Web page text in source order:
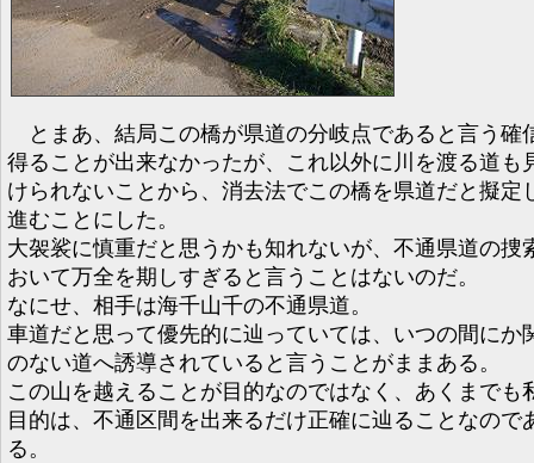
とまあ、結局この橋が県道の分岐点であると言う確
得ることが出来なかったが、これ以外に川を渡る道も
けられないことから、消去法でこの橋を県道だと擬定
進むことにした。
大袈裟に慎重だと思うかも知れないが、不通県道の捜
おいて万全を期しすぎると言うことはないのだ。
なにせ、相手は海千山千の不通県道。
車道だと思って優先的に辿っていては、いつの間にか
のない道へ誘導されていると言うことがままある。
この山を越えることが目的なのではなく、あくまでも
目的は、不通区間を出来るだけ正確に辿ることなので
る。